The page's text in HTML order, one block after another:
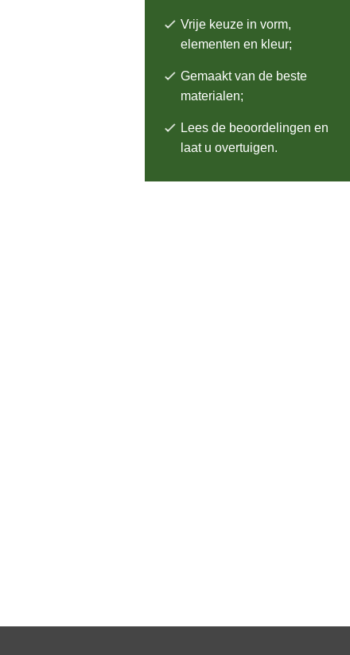
Vrije keuze in vorm,
elementen en kleur;
Gemaakt van de beste
materialen;
Lees de beoordelingen en
laat u overtuigen.